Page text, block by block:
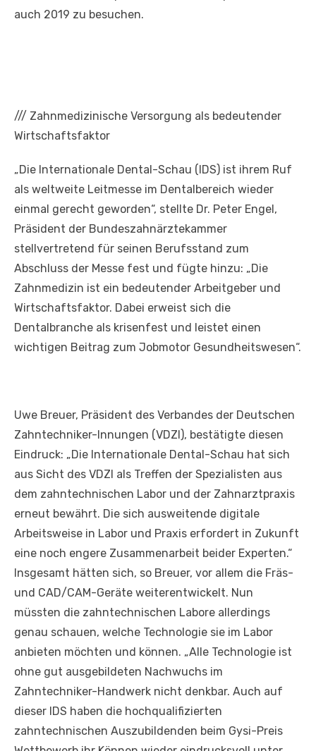
auch 2019 zu besuchen.
/// Zahnmedizinische Versorgung als bedeutender
Wirtschaftsfaktor
„Die Internationale Dental-Schau (IDS) ist ihrem Ruf
als weltweite Leitmesse im Dentalbereich wieder
einmal gerecht geworden“, stellte Dr. Peter Engel,
Präsident der Bundeszahnärztekammer
stellvertretend für seinen Berufsstand zum
Abschluss der Messe fest und fügte hinzu: „Die
Zahnmedizin ist ein bedeutender Arbeitgeber und
Wirtschaftsfaktor. Dabei erweist sich die
Dentalbranche als krisenfest und leistet einen
wichtigen Beitrag zum Jobmotor Gesundheitswesen“.
Uwe Breuer, Präsident des Verbandes der Deutschen
Zahntechniker-Innungen (VDZI), bestätigte diesen
Eindruck: „Die Internationale Dental-Schau hat sich
aus Sicht des VDZI als Treffen der Spezialisten aus
dem zahntechnischen Labor und der Zahnarztpraxis
erneut bewährt. Die sich ausweitende digitale
Arbeitsweise in Labor und Praxis erfordert in Zukunft
eine noch engere Zusammenarbeit beider Experten.“
Insgesamt hätten sich, so Breuer, vor allem die Fräs-
und CAD/CAM-Geräte weiterentwickelt. Nun
müssten die zahntechnischen Labore allerdings
genau schauen, welche Technologie sie im Labor
anbieten möchten und können. „Alle Technologie ist
ohne gut ausgebildeten Nachwuchs im
Zahntechniker-Handwerk nicht denkbar. Auch auf
dieser IDS haben die hochqualifizierten
zahntechnischen Auszubildenden beim Gysi-Preis